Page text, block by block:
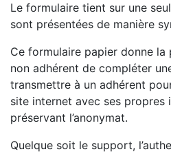
Le formulaire tient sur une
sont présentées de manière
Ce formulaire papier donne la
non adhérent de compléter
transmettre à un adhérent
site internet avec ses
préservant l’anonymat.
Quelque soit le support,